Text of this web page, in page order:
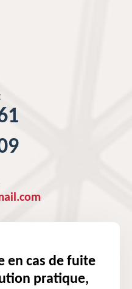
en cas de fuite
pratique,